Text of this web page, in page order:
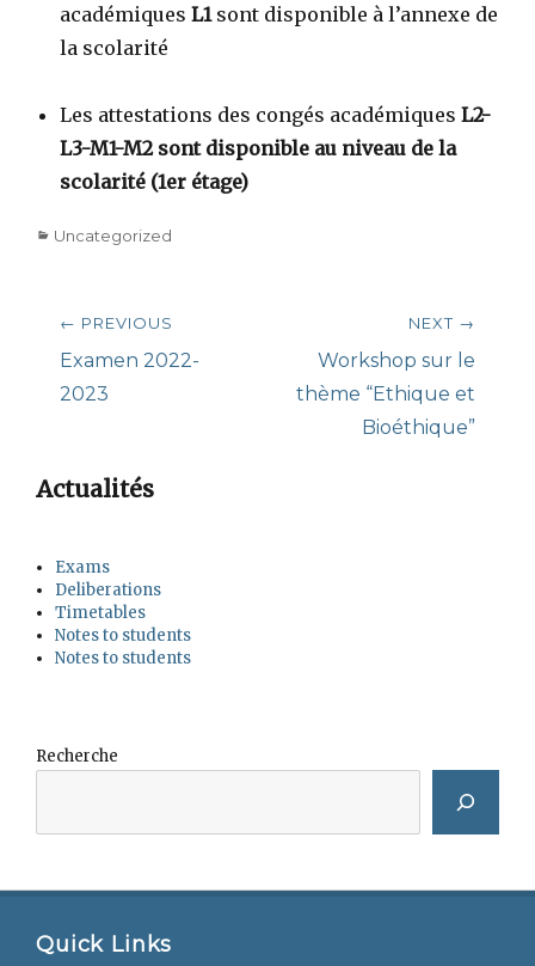
académiques L1sont disponible à l’annexe de
la scolarité
Les attestations des congés académiques L2-
L3-M1-M2 sont disponible au niveau de la
scolarité (1er étage)
Categories
Uncategorized
Post
navigation
← PREVIOUS
Previous
post:
Examen 2022-
2023
NEXT →
Next
post:
Workshop sur le
thème “Ethique et
Bioéthique”
Actualités
Exams
Deliberations
Timetables
Notes to students
Notes to students
Recherche
Quick Links